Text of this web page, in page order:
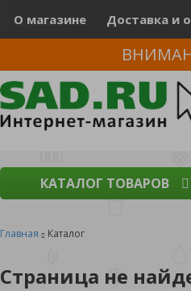
О магазине Доставка и
КАТАЛОГ ТОВАРОВ
Главная Каталог
Страница не